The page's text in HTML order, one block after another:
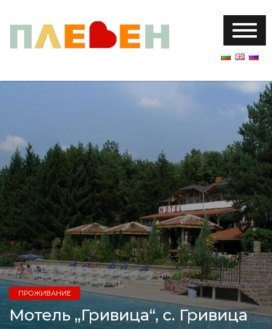
ПРОЖИВАНИЕ
Мотель „Гривица“, с. Гривица